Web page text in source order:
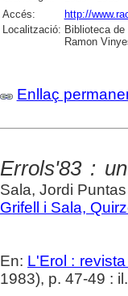
Accés:
http://
Localització: Biblioteca
Ramon
Enllaç
Errols'83 :
Sala, Jordi
Grifell i Sala,
En: L'Erol :
1983), p. 47-49 :